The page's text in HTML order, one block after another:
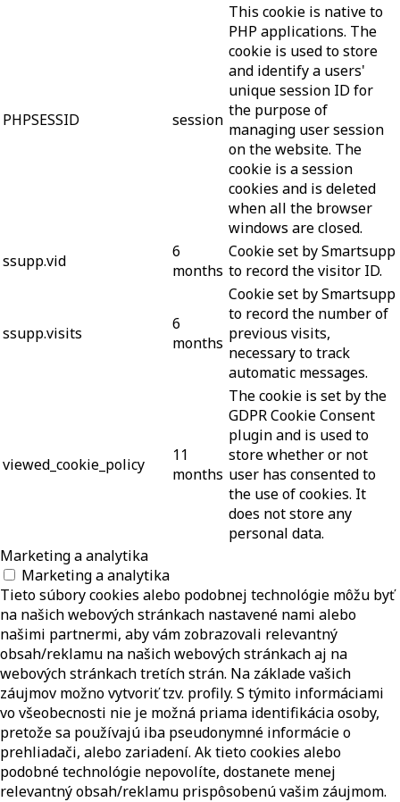
PHPSESSID session
This cookie is native to
PHP applications. The
cookie is used to store
and identify a users'
unique session ID for
the purpose of
managing user session
on the website. The
cookie is a session
cookies and is deleted
when all the browser
windows are closed.
ssupp.vid
6
months
Cookie set by Smartsupp
to record the visitor ID.
ssupp.visits
6
months
Cookie set by Smartsupp
to record the number of
previous visits,
necessary to track
automatic messages.
viewed_cookie_policy
11
months
The cookie is set by the
GDPR Cookie Consent
plugin and is used to
store whether or not
user has consented to
the use of cookies. It
does not store any
personal data.
Marketing a analytika
Marketing a analytika
Tieto súbory cookies alebo podobnej technológie môžu byť
na našich webových stránkach nastavené nami alebo
našimi partnermi, aby vám zobrazovali relevantný
obsah/reklamu na našich webových stránkach aj na
webových stránkach tretích strán. Na základe vašich
záujmov možno vytvoriť tzv. profily. S týmito informáciami
vo všeobecnosti nie je možná priama identifikácia osoby,
pretože sa používajú iba pseudonymné informácie o
prehliadači, alebo zariadení. Ak tieto cookies alebo
podobné technológie nepovolíte, dostanete menej
relevantný obsah/reklamu prispôsobenú vašim záujmom.